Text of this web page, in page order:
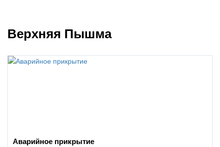
Верхняя Пышма
Аварийное прикрытие